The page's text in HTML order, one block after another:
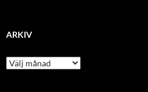
ARKIV
arkiv